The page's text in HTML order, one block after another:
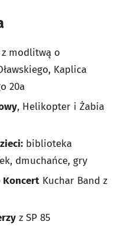
z modlitwą o
Kaplica
20a
, Helikopter i Żabia
biblioteka
dmuchańce, gry
Koncert Kuchar Band z
z SP 85